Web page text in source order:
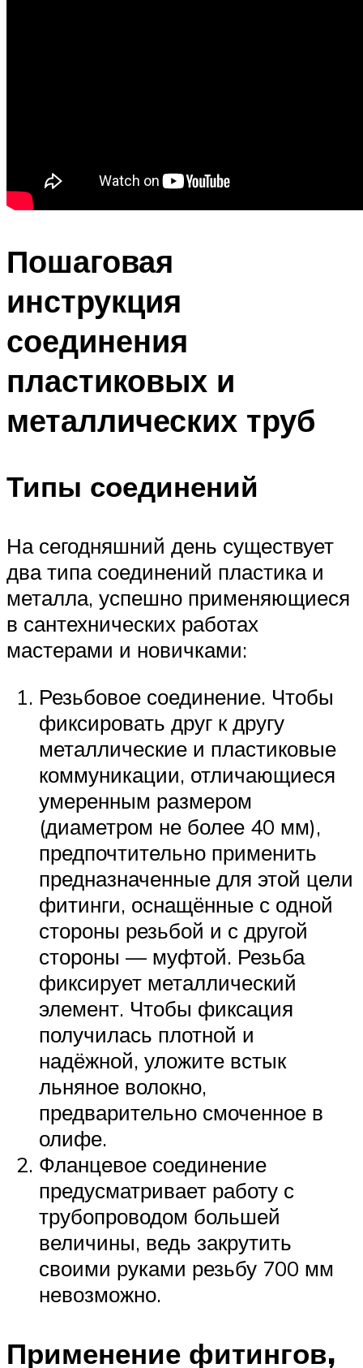
Пошаговая
инструкция
соединения
пластиковых и
металлических труб
Типы соединений
На сегодняшний день существует
два типа соединений пластика и
металла, успешно применяющиеся
в сантехнических работах
мастерами и новичками:
Резьбовое соединение. Чтобы
фиксировать друг к другу
металлические и пластиковые
коммуникации, отличающиеся
умеренным размером
(диаметром не более 40 мм),
предпочтительно применить
предназначенные для этой цели
фитинги, оснащённые с одной
стороны резьбой и с другой
стороны — муфтой. Резьба
фиксирует металлический
элемент. Чтобы фиксация
получилась плотной и
надёжной, уложите встык
льняное волокно,
предварительно смоченное в
олифе.
Фланцевое соединение
предусматривает работу с
трубопроводом большей
величины, ведь закрутить
своими руками резьбу 700 мм
невозможно.
Применение фитингов,